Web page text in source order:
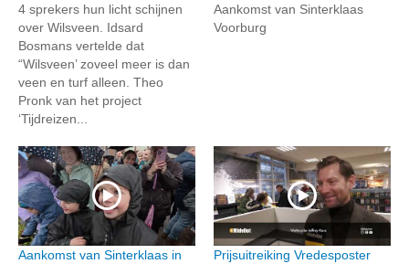
4 sprekers hun licht schijnen
over Wilsveen. Idsard
Bosmans vertelde dat
“Wilsveen’ zoveel meer is dan
veen en turf alleen. Theo
Pronk van het project
‘Tijdreizen...
Aankomst van Sinterklaas
Voorburg
Aankomst van Sinterklaas in
Prijsuitreiking Vredesposter